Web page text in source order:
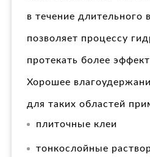
в течение длительного
позволяет процессу
протекать более
Хорошее
для таких областей
плиточные клеи
тонкослойные